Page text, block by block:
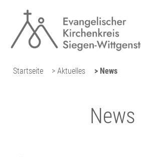
Startseite > Aktuelles > News
News